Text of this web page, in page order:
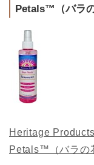
Petals™（バラ
Heritage
Petals™（バラの